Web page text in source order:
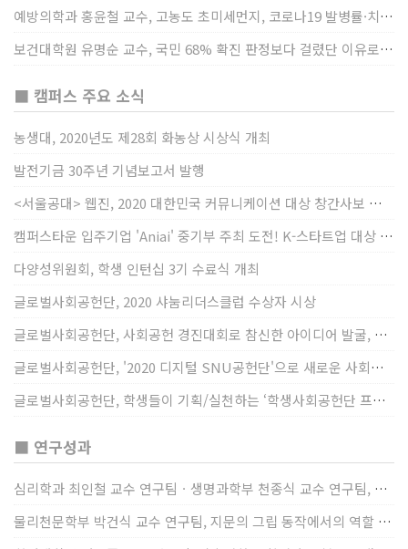
예방의학과 홍윤철 교수, 고농도 초미세먼지, 코로나19 발병률·치명률 높인다
보건대학원 유명순 교수, 국민 68% 확진 판정보다 걸렸단 이유로 비난받는 걸 더 두려해
■ 캠퍼스 주요 소식
농생대, 2020년도 제28회 화농상 시상식 개최
발전기금 30주년 기념보고서 발행
<서울공대> 웹진, 2020 대한민국 커뮤니케이션 대상 창간사보 부문 최우수상 선정
캠퍼스타운 입주기업 'Aniai' 중기부 주최 도전! K-스타트업 대상 수상
다양성위원회, 학생 인턴십 3기 수료식 개최
글로벌사회공헌단, 2020 샤눔리더스클럽 수상자 시상
글로벌사회공헌단, 사회공헌 경진대회로 참신한 아이디어 발굴, 지원
글로벌사회공헌단, '2020 디지털 SNU공헌단'으로 새로운 사회공헌에 도전
글로벌사회공헌단, 학생들이 기획/실천하는 ‘학생사회공헌단 프로젝트’ 진행
■ 연구성과
심리학과 최인철 교수 연구팀ㆍ생명과학부 천종식 교수 연구팀, 장내 마이크로바이옴과 정서적 웰빙간 관계 규명
물리천문학부 박건식 교수 연구팀, 지문의 그립 동작에서의 역할 및 원리 규명